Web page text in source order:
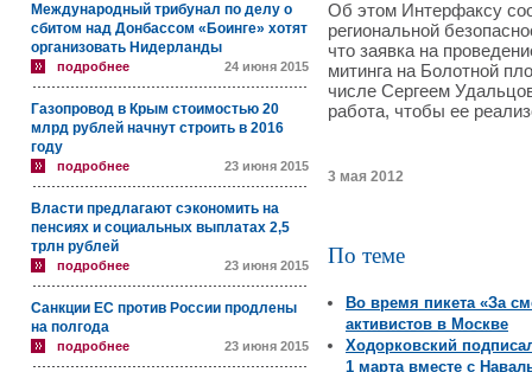
Международный трибунал по делу о
сбитом над Донбассом «Боинге» хотят
организовать Нидерланды
подробнее 24 июня 2015
Газопровод в Крым стоимостью 20
млрд рублей начнут строить в 2016
году
подробнее 23 июня 2015
Власти предлагают сэкономить на
пенсиях и социальных выплатах 2,5
трлн рублей
подробнее 23 июня 2015
Санкции ЕС против России продлены
на полгода
подробнее 23 июня 2015
Об этом Интерфаксу
региональной
что заявка на
митинга на Болотной
числе Сергеем
работа, чтобы ее
3 мая 2012
По теме
Во время пикета «За
активистов в Москве
Ходорковский
1 марта вместе с